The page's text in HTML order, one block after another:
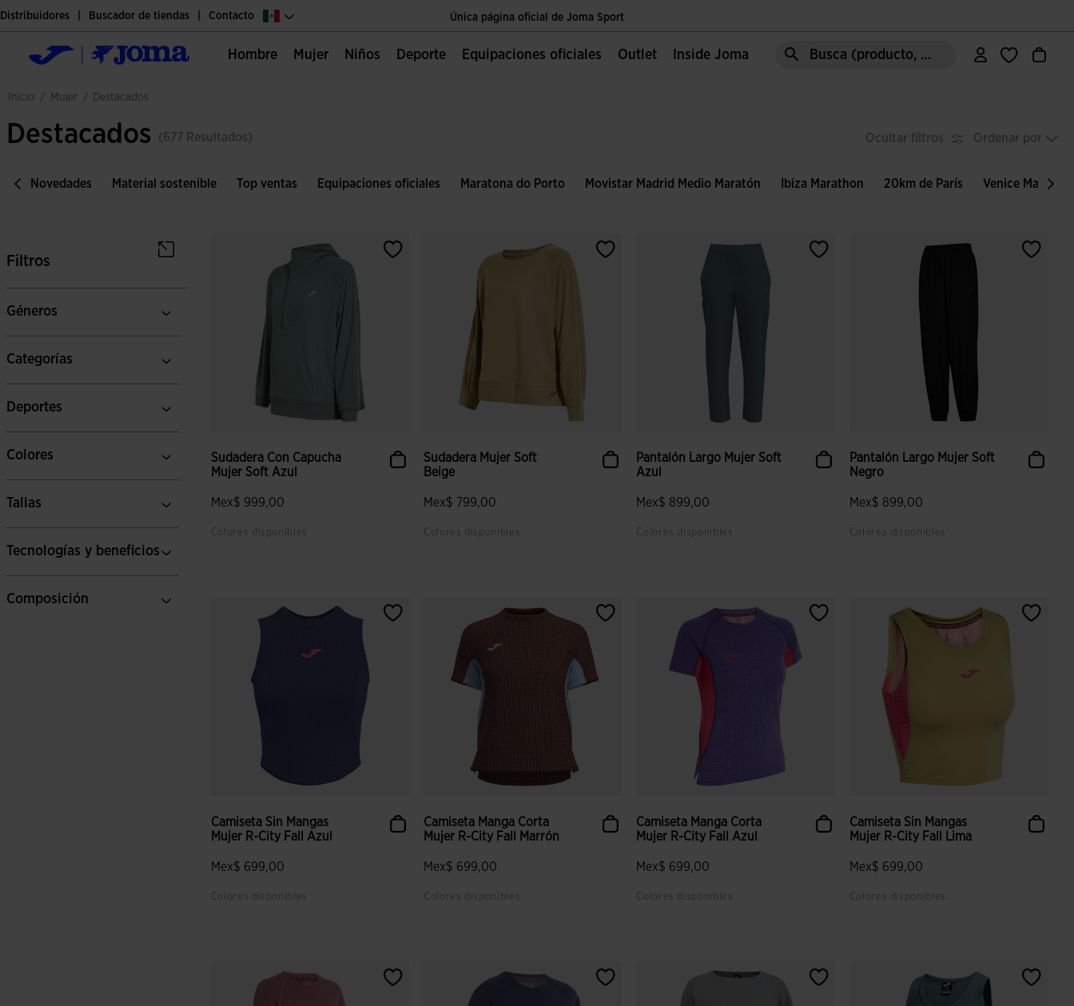
Única página oficial de Joma Sport
Envíos gratis a partir de $2 000.00 MXN
Distribuidores Buscador de tiendas Contacto
Hombre Mujer Niños Deporte Equipaciones oficiales Outlet Inside Joma Busca (producto, estilo, área, ect.)
inicio / mujer / destacados
Destacados (677 Resultados) Ocultar filtros Ordenar por
Novedades Material sostenible Top ventas Equipaciones oficiales Maratona do Porto Movistar Madrid Medio Maratón Ibiza Marathon 20km de París Venice
Filtros
Géneros
Categorías
Deportes
Colores
Tallas
Tecnologías y beneficios
Composición
Sudadera Con Capucha
Mujer Soft Azul
Mex$ 999,00
Colores disponibles
Sudadera Mujer Soft
Beige
Mex$ 799,00
Colores disponibles
Pantalón Largo Mujer Soft
Azul
Mex$ 899,00
Colores disponibles
Pantalón Largo Mujer Soft
Negro
Mex$ 899,00
Colores disponibles
Camiseta Sin Mangas
Mujer R-City Fall Azul
Mex$ 699,00
Colores disponibles
Camiseta Manga Corta
Mujer R-City Fall Marrón
Mex$ 699,00
Colores disponibles
Camiseta Manga Corta
Mujer R-City Fall Azul
Mex$ 699,00
Colores disponibles
Camiseta Sin Mangas
Mujer R-City Fall Lima
Mex$ 699,00
Colores disponibles